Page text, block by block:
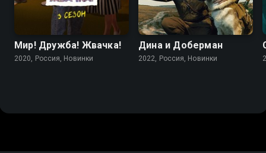
Мир! Дружба! Жвачка!
2020, Россия, Новинки
Дина и Доберман
2022, Россия, Новинки